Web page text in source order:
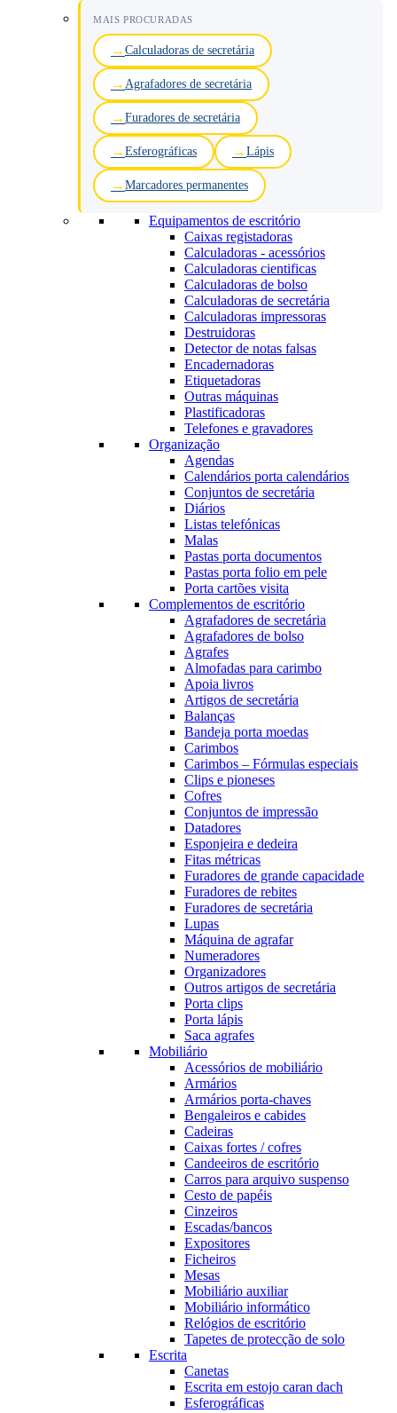
MAIS PROCURADAS
Calculadoras de secretária
Agrafadores de secretária
Furadores de secretária
Esferográficas Lápis
Marcadores permanentes
Equipamentos de escritório
Caixas registadoras
Calculadoras - acessórios
Calculadoras cientificas
Calculadoras de bolso
Calculadoras de secretária
Calculadoras impressoras
Destruidoras
Detector de notas falsas
Encadernadoras
Etiquetadoras
Outras máquinas
Plastificadoras
Telefones e gravadores
Organização
Agendas
Calendários porta calendários
Conjuntos de secretária
Diários
Listas telefónicas
Malas
Pastas porta documentos
Pastas porta folio em pele
Porta cartões visita
Complementos de escritório
Agrafadores de secretária
Agrafadores de bolso
Agrafes
Almofadas para carimbo
Apoia livros
Artigos de secretária
Balanças
Bandeja porta moedas
Carimbos
Carimbos – Fórmulas especiais
Clips e pioneses
Cofres
Conjuntos de impressão
Datadores
Esponjeira e dedeira
Fitas métricas
Furadores de grande capacidade
Furadores de rebites
Furadores de secretária
Lupas
Máquina de agrafar
Numeradores
Organizadores
Outros artigos de secretária
Porta clips
Porta lápis
Saca agrafes
Mobiliário
Acessórios de mobiliário
Armários
Armários porta-chaves
Bengaleiros e cabides
Cadeiras
Caixas fortes / cofres
Candeeiros de escritório
Carros para arquivo suspenso
Cesto de papéis
Cinzeiros
Escadas/bancos
Expositores
Ficheiros
Mesas
Mobiliário auxiliar
Mobiliário informático
Relógios de escritório
Tapetes de protecção de solo
Escrita
Canetas
Escrita em estojo caran dach
Esferográficas